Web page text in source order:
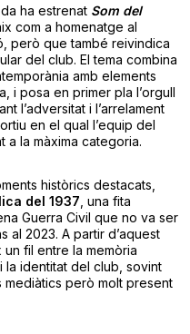
ha estrenat Som del
com a homenatge al
però que també reivindica
del club. El tema combina
amb elements
i posa en primer pla l’orgull
l’adversitat i l’arrelament
en el qual l’equip del
a la màxima categoria.
històrics destacats,
del 1937 , una fita
Guerra Civil que no va ser
al 2023. A partir d’aquest
fil entre la memòria
identitat del club, sovint
però molt present